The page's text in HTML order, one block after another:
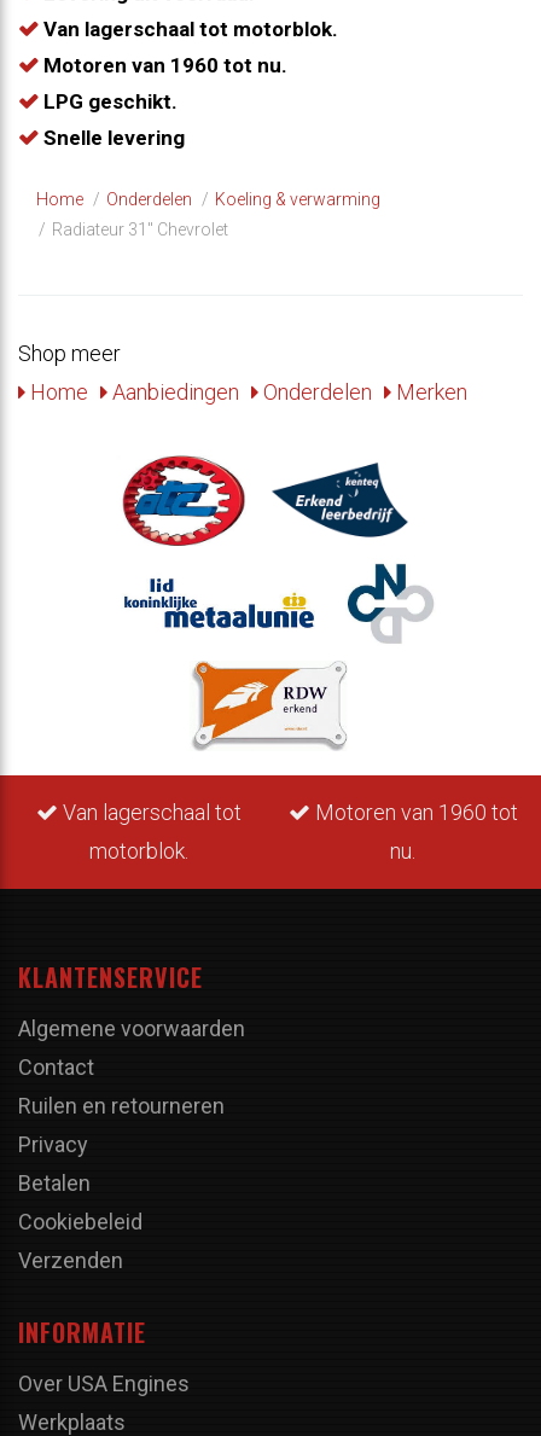
Van lagerschaal tot motorblok.
Motoren van 1960 tot nu.
LPG geschikt.
Snelle levering
Home Onderdelen
Koeling & verwarming
Radiateur 31" Chevrolet
Shop meer
Home
Aanbiedingen Onderdelen Merken
Van lagerschaal tot
motorblok.
Motoren van 1960 tot
nu.
KLANTENSERVICE
Algemene voorwaarden
Contact
Ruilen en retourneren
Privacy
Betalen
Cookiebeleid
Verzenden
INFORMATIE
Over USA Engines
Werkplaats